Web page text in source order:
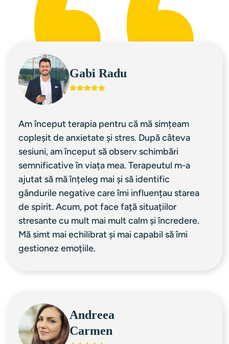
Gabi Radu
Am început terapia pentru că mă simțeam
copleșit de anxietate și stres. După câteva
sesiuni, am început să observ schimbări
semnificative în viața mea. Terapeutul m-a
ajutat să mă înțeleg mai și să identific
gândurile negative care îmi influențau starea
de spirit. Acum, pot face față situațiilor
stresante cu mult mai mult calm și încredere.
Mă simt mai echilibrat și mai capabil să îmi
gestionez emoțiile.
Andreea
Carmen